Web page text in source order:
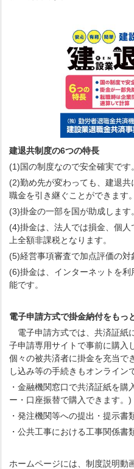
建退共制度の6つの特長
(1)国の制度なので安全確実です
(2)勤め先が変わっても、建退
職金を引き継ぐことができます。
(3)掛金の一部を国が助成します
(4)掛金は、法人では損金、個
上全額非課税となります。
(5)経営事項審査で加点評価の対
(6)掛金は、インターネットを
能です。
電子申請方式で掛金納付をもっ
電子申請方式では、共済証紙
子申請専用サイトで事前に購入
個々の被共済者に掛金を充当で
し込み等の手続きもオンライン
・金融機関窓口で共済証紙を
ー・口座振替で購入できます。)
・発注機関等への提出・提示書
・公共工事における工事関係書
ホームページには、制度説明動